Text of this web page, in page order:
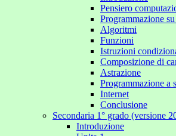
Pensiero
Programmazione
Algoritmi
Funzioni
Istruzioni
Composizione di
Astrazione
Programmazione a
Internet
Conclusione
Secondaria 1° grado (versione
Introduzione